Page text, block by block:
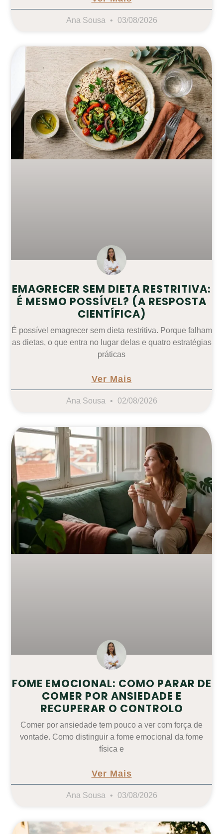
Ana Sousa 03/08/2026
EMAGRECER SEM DIETA RESTRITIVA:
É MESMO POSSÍVEL? (A RESPOSTA
CIENTÍFICA)
É possível emagrecer sem dieta restritiva. Porque falham
as dietas, o que entra no lugar delas e quatro estratégias
práticas
Ver Mais
Ana Sousa 02/08/2026
FOME EMOCIONAL: COMO PARAR DE
COMER POR ANSIEDADE E
RECUPERAR O CONTROLO
Comer por ansiedade tem pouco a ver com força de
vontade. Como distinguir a fome emocional da fome
física e
Ver Mais
Ana Sousa 03/08/2026